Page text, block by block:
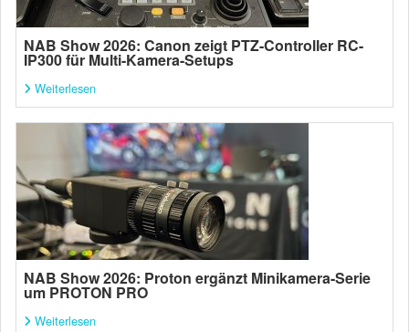
NAB Show 2026: Canon zeigt PTZ-Controller RC-
IP300 für Multi-Kamera-Setups
Weiterlesen
NAB Show 2026: Proton ergänzt Minikamera-Serie
um PROTON PRO
Weiterlesen